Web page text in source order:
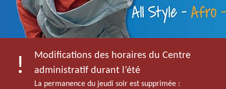
Modifications des horaires du Centre
administratif durant l’été
La permanence du jeudi soir est supprimée :